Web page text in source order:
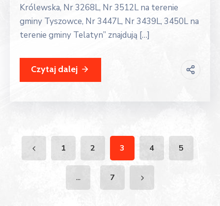
Królewska, Nr 3268L, Nr 3512L na terenie
gminy Tyszowce, Nr 3447L, Nr 3439L, 3450L na
terenie gminy Telatyn” znajdują […]
Czytaj dalej
1 2 3 4 5
... 7